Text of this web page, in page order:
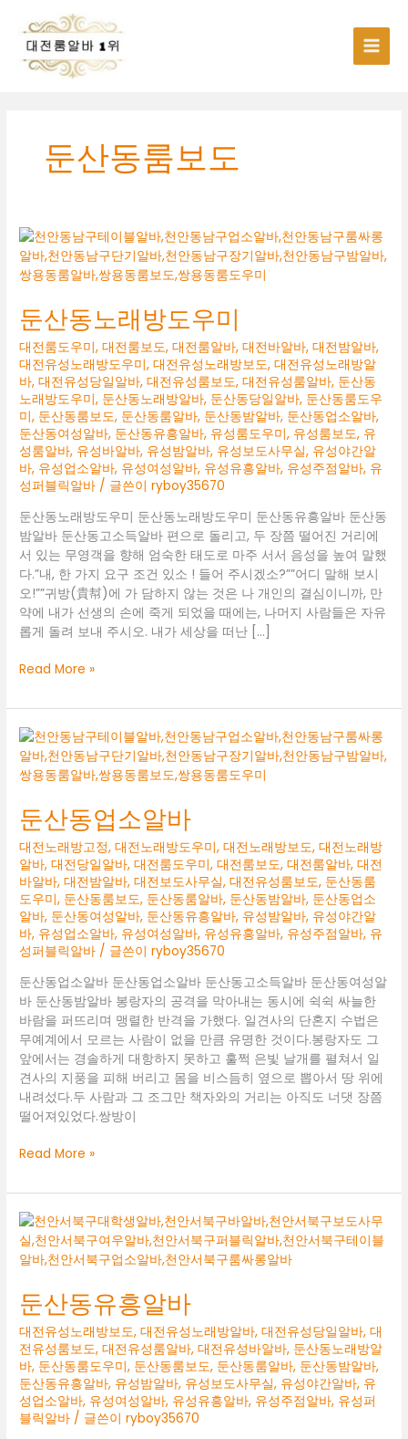
둔산동룸보도
둔산동노래방도우미
대전룸도우미,대전룸보도,대전룸알바,대전바알바,대전밤알바,
대전유성노래방도우미,대전유성노래방보도,대전유성노래방알
바,대전유성당일알바,대전유성룸보도,대전유성룸알바, 둔산동
노래방도우미, 둔산동노래방알바, 둔산동당일알바, 둔산동룸도우
미, 둔산동룸보도, 둔산동룸알바, 둔산동밤알바, 둔산동업소알바,
둔산동여성알바, 둔산동유흥알바, 유성룸도우미, 유성룸보도, 유
성룸알바, 유성바알바, 유성밤알바, 유성보도사무실, 유성야간알
바, 유성업소알바, 유성여성알바, 유성유흥알바, 유성주점알바, 유
성퍼블릭알바 / 글쓴이ryboy35670
둔산동노래방도우미 둔산동노래방도우미 둔산동유흥알바 둔산동
밤알바 둔산동고소득알바 편으로 돌리고, 두 장쯤 떨어진 거리에
서 있는 무영객을 향해 엄숙한 태도로 마주 서서 음성을 높여 말했
다.”내, 한 가지 요구 조건 있소 ! 들어 주시겠소?””어디 말해 보시
오!””귀방(貴幇)에 가 담하지 않는 것은 나 개인의 결심이니까, 만
약에 내가 선생의 손에 죽게 되었을 때에는, 나머지 사람들은 자유
롭게 돌려 보내 주시오. 내가 세상을 떠난 […]
둔
동
노
래
방
도
미
Read More »
둔산동업소알바
대전노래방고정,대전노래방도우미,대전노래방보도,대전노래방
알바,대전당일알바,대전룸도우미,대전룸보도,대전룸알바,대전
바알바,대전밤알바,대전보도사무실,대전유성룸보도, 둔산동룸
도우미, 둔산동룸보도, 둔산동룸알바, 둔산동밤알바, 둔산동업소
알바, 둔산동여성알바, 둔산동유흥알바, 유성밤알바, 유성야간알
바, 유성업소알바, 유성여성알바, 유성유흥알바, 유성주점알바, 유
성퍼블릭알바 / 글쓴이ryboy35670
둔산동업소알바 둔산동업소알바 둔산동고소득알바 둔산동여성알
바 둔산동밤알바 봉랑자의 공격을 막아내는 동시에 쉭쉭 싸늘한
바람을 퍼뜨리며 맹렬한 반격을 가했다. 일견사의 단혼지 수법은
무예계에서 모르는 사람이 없을 만큼 유명한 것이다.봉랑자도 그
앞에서는 경솔하게 대항하지 못하고 훌쩍 은빛 날개를 펼쳐서 일
견사의 지풍을 피해 버리고 몸을 비스듬히 옆으로 뽑아서 땅 위에
내려섰다.두 사람과 그 조그만 책자와의 거리는 아직도 너댓 장쯤
떨어져있었다.쌍방이
둔
동
업
소
알
바
Read More »
둔산동유흥알바
대전유성노래방보도,대전유성노래방알바,대전유성당일알바,대
전유성룸보도,대전유성룸알바,대전유성바알바, 둔산동노래방알
바, 둔산동룸도우미, 둔산동룸보도, 둔산동룸알바, 둔산동밤알바,
둔산동유흥알바, 유성밤알바, 유성보도사무실, 유성야간알바, 유
성업소알바, 유성여성알바, 유성유흥알바, 유성주점알바, 유성퍼
블릭알바 / 글쓴이ryboy35670